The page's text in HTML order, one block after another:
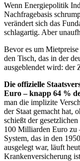
Wenn Energiepolitik
Nachfragebasis
verändert sich das
schlagartig. Aber
Bevor es um
den Tisch, das in der
ausgeblendet wird: der
Die offizielle
Euro – knapp 64 %
man die implizite
der Staat gemacht hat,
schießt der
100 Milliarden Euro zu
System, das in den
ausgelegt war, läuft
Krankenversicherung